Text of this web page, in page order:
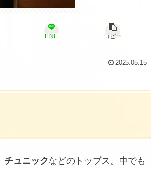
LINE コピー
2025.05.15
チュニックなどのトップス。中でも